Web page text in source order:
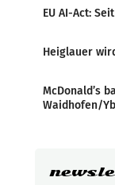
EU AI-Act:
Heiglauer
McDonald’s
Waidhofen/